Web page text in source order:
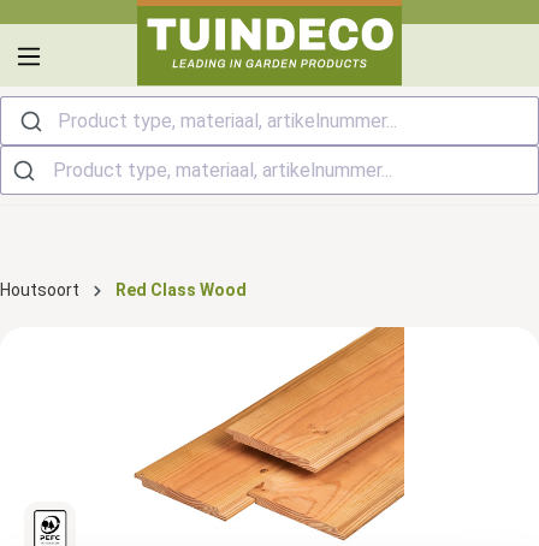
Product type, materiaal, artikelnummer...
Houtsoort Red Class Wood